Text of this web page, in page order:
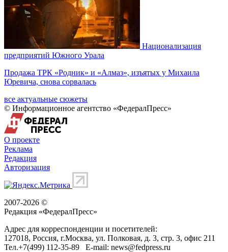
Национализация
предприятий Южного Урала
Продажа ТРК «Родник» и «Алмаз», изъятых у Михаила
Юревича, снова сорвалась
все актуальные сюжеты
© Информационное агентство «ФедералПресс»
О проекте
Реклама
Редакция
Авторизация
2007-2026 ©
Редакция «ФедералПресс»
Адрес для корреспонденции и посетителей:
127018, Россия, г.Москва, ул. Полковая, д. 3, стр. 3, офис 211
Тел.+7(499) 112-35-89 E-mail: news@fedpress.ru